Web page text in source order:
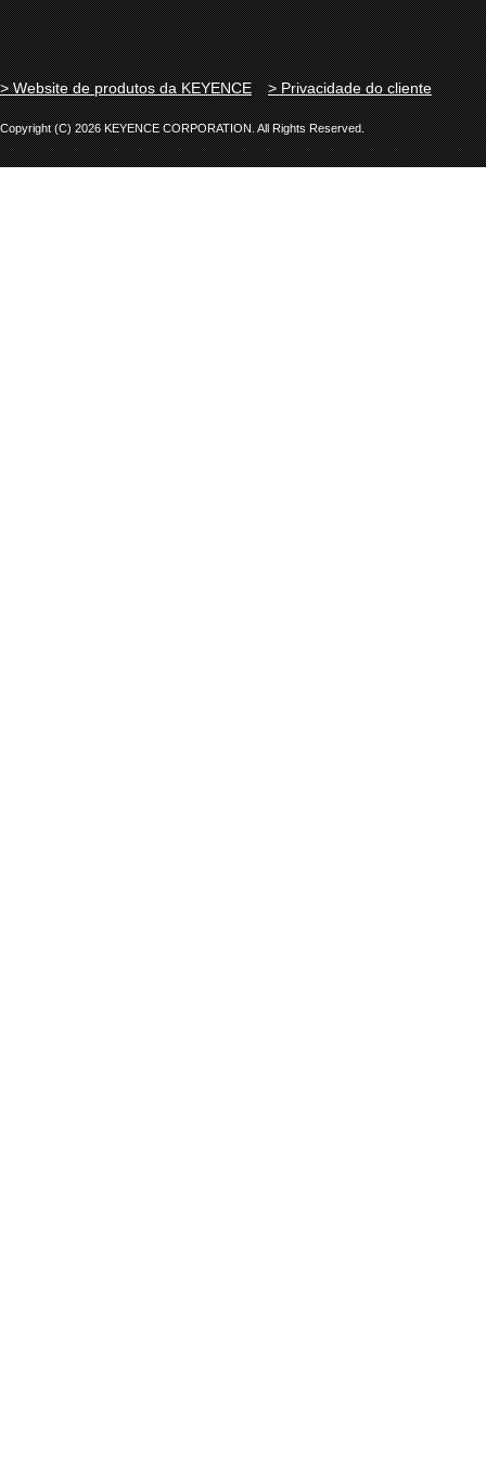
> Website de produtos da KEYENCE > Privacidade do cliente
Copyright (C) 2026 KEYENCE CORPORATION. All Rights Reserved.